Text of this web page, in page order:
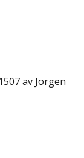
av Jörgen